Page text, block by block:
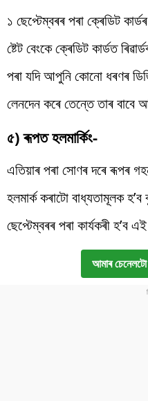
১ ছেপ্টেম্বৰৰ পৰা ক্ৰেডিট
ষ্টেট বেংকে ক্ৰেডিট কাৰ্ডত
পৰা যদি আপুনি কোনো ধৰণৰ
লেনদেন কৰে তেন্তে তাৰ বাবে
৫) ৰূপত হলমাৰ্কিং-
এতিয়াৰ পৰা সোণৰ দৰে ৰূপৰ
হলমাৰ্ক কৰাটো বাধ্যতামূলক
ছেপ্টেম্বৰৰ পৰা কাৰ্যকৰী হ’ব
আমাৰ